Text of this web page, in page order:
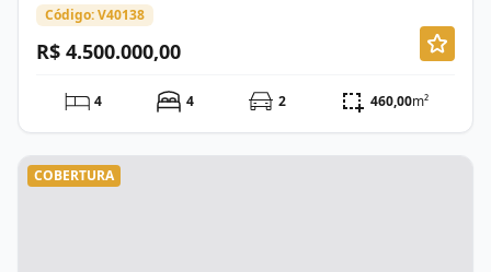
Código: V40138
R$ 4.500.000,00
4 4 2 460,00m²
COBERTURA